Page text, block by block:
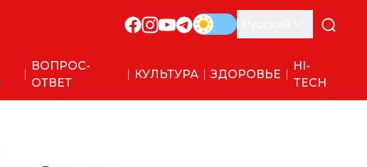
ВОПРОС-
ОТВЕТ
КУЛЬТУРА ЗДОРОВЬЕ
HI-
TECH